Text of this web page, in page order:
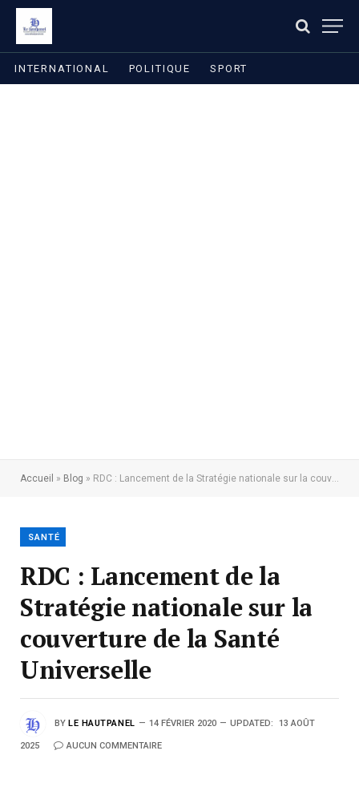
INTERNATIONAL POLITIQUE SPORT
Accueil » Blog » RDC : Lancement de la Stratégie nationale sur la couverture de la Santé Universelle
SANTÉ
RDC : Lancement de la
Stratégie nationale sur la
couverture de la Santé
Universelle
BY LE HAUTPANEL 14 FÉVRIER 2020 UPDATED: 13 AOÛT
2025 AUCUN COMMENTAIRE